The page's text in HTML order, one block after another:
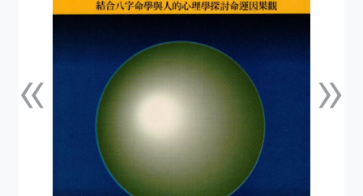
«上一張 »下一